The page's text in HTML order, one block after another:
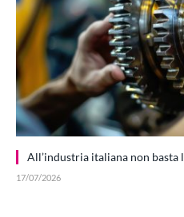
All’industria italiana non basta
17/07/2026